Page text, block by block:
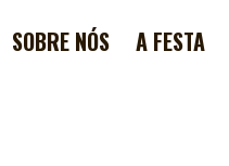
SOBRE NÓS A FESTA